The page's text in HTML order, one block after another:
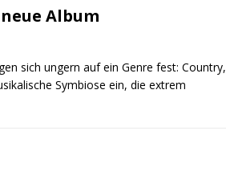
Album
sich ungern auf ein Genre fest: Country,
Symbiose ein, die extrem